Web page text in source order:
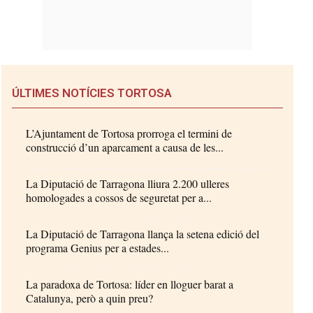
ÚLTIMES NOTÍCIES TORTOSA
L’Ajuntament de Tortosa prorroga el termini de
construcció d’un aparcament a causa de les...
La Diputació de Tarragona lliura 2.200 ulleres
homologades a cossos de seguretat per a...
La Diputació de Tarragona llança la setena edició del
programa Genius per a estades...
La paradoxa de Tortosa: líder en lloguer barat a
Catalunya, però a quin preu?